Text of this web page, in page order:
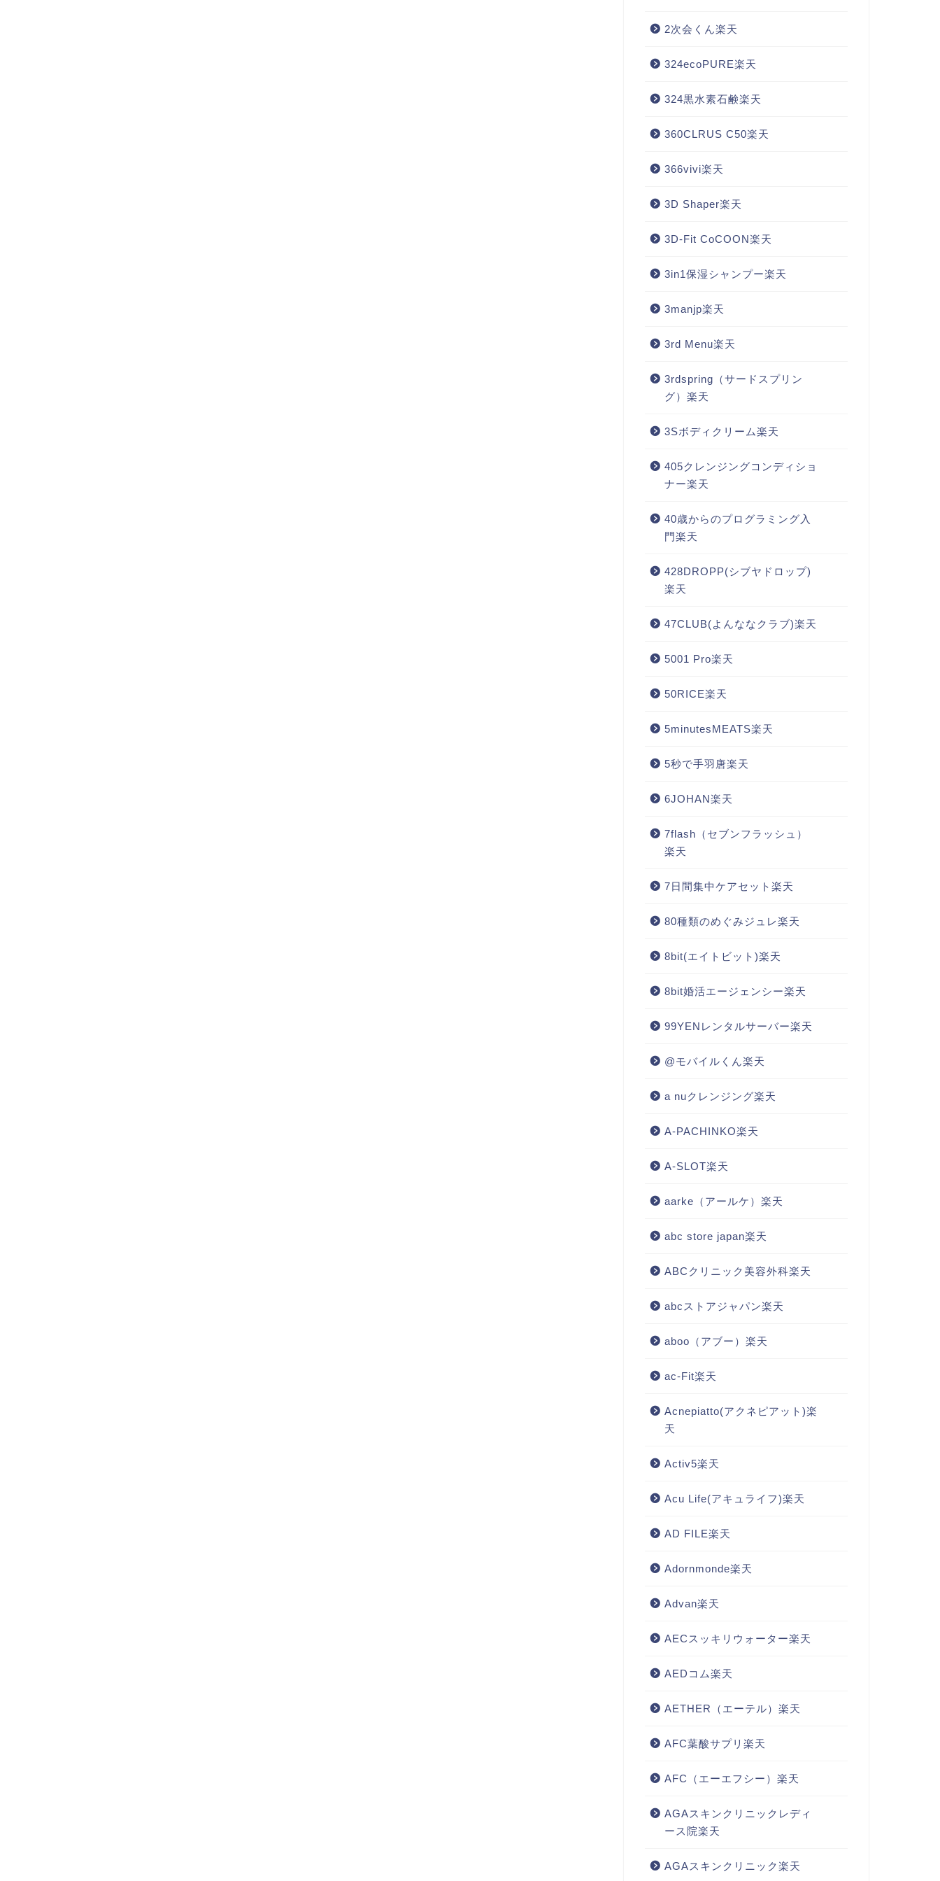
2次会くん楽天
324ecoPURE楽天
324黒水素石鹸楽天
360CLRUS C50楽天
366vivi楽天
3D Shaper楽天
3D-Fit CoCOON楽天
3in1保湿シャンプー楽天
3manjp楽天
3rd Menu楽天
3rdspring（サードスプリン
グ）楽天
3Sボディクリーム楽天
405クレンジングコンディショ
ナー楽天
40歳からのプログラミング入
門楽天
428DROPP(シブヤドロップ)
楽天
47CLUB(よんななクラブ)楽天
5001 Pro楽天
50RICE楽天
5minutesMEATS楽天
5秒で手羽唐楽天
6JOHAN楽天
7flash（セブンフラッシュ）
楽天
7日間集中ケアセット楽天
80種類のめぐみジュレ楽天
8bit(エイトビット)楽天
8bit婚活エージェンシー楽天
99YENレンタルサーバー楽天
@モバイルくん楽天
a nuクレンジング楽天
A-PACHINKO楽天
A-SLOT楽天
aarke（アールケ）楽天
abc store japan楽天
ABCクリニック美容外科楽天
abcストアジャパン楽天
aboo（アブー）楽天
ac-Fit楽天
Acnepiatto(アクネピアット)楽
天
Activ5楽天
Acu Life(アキュライフ)楽天
AD FILE楽天
Adornmonde楽天
Advan楽天
AECスッキリウォーター楽天
AEDコム楽天
AETHER（エーテル）楽天
AFC葉酸サプリ楽天
AFC（エーエフシー）楽天
AGAスキンクリニックレディ
ース院楽天
AGAスキンクリニック楽天